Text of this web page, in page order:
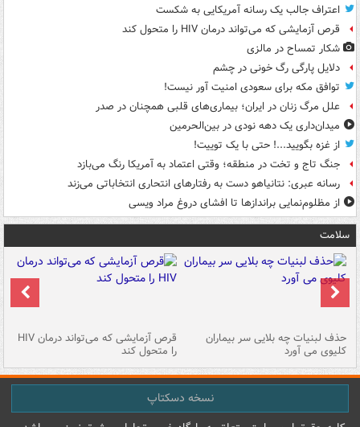
اعتراف جالب یک رسانه آمریکایی به شکست
قرص آزمایشی که می‌تواند درمان HIV را متحول کند
شکار تمساح در مالزی
دلایل پارگی رگ خونی در چشم
توافق مکه برای سعودی امنیت آور نیست!
علل مرگ زنان در ایران؛ بیماری‌های قلبی همچنان در صدر
میدان‌داری یک دهه نودی در بین‌الحرمین
از غزه بگویید...! حتی با یک توییت!
جنگ تاج و تخت در منطقه؛ وقتی اعتماد به آمریکا رنگ می‌بازد
رسانه عبری: نتانیاهو دست به رفتارهای انتحاری انتخاباتی می‌زند
از مظلوم‌نمایی براندازها تا افشای دروغ مراد ویسی
سلامت
حذف لبنیات چه بلایی سر بیماران
کلیوی می آورد
قرص آزمایشی که می‌تواند درمان HIV
را متحول کند
نسخه دسکتاپ